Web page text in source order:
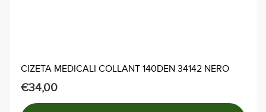
CIZETA MEDICALI COLLANT 140DEN 34142 NERO
€34,00